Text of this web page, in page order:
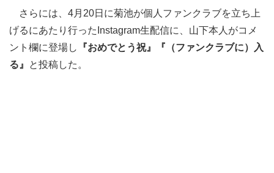
さらには、4月20日に菊池が個人ファンクラブを立ち上
げるにあたり行ったInstagram生配信に、山下本人がコメ
ント欄に登場し
『おめでとう祝』『（ファンクラブに）入
る』
と投稿した。